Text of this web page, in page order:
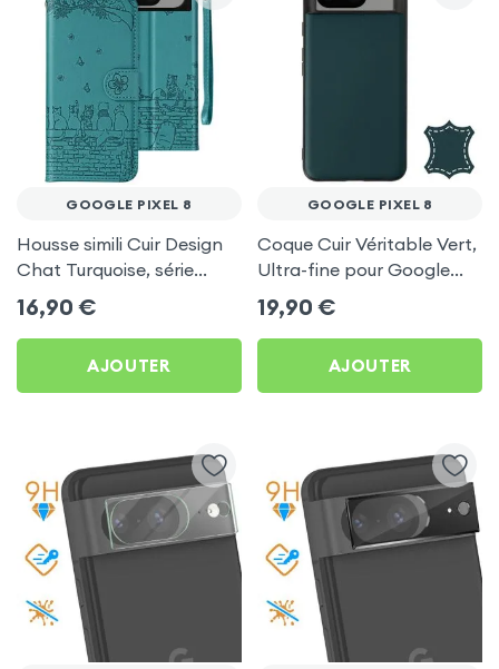
GOOGLE PIXEL 8
Housse simili Cuir Design
Chat Turquoise, série
Kawaii Cat Cover pour
Google Pixel 8
16,90 €
AJOUTER
GOOGLE PIXEL 8
Coque Cuir Véritable Vert,
Ultra-fine pour Google
Pixel 8
19,90 €
AJOUTER